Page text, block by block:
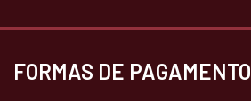
FORMAS DE PAGAMENTO